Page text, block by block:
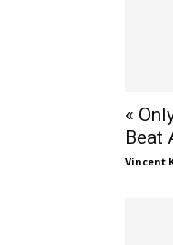
«
Beat
Vincent